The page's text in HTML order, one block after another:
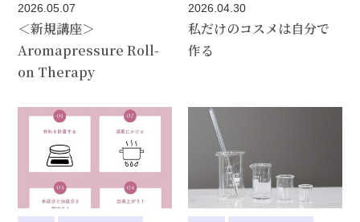
2026.05.07
＜新規講座＞
Aromapressure Roll-
on Therapy
2026.04.30
私だけのコスメは自分で
作る